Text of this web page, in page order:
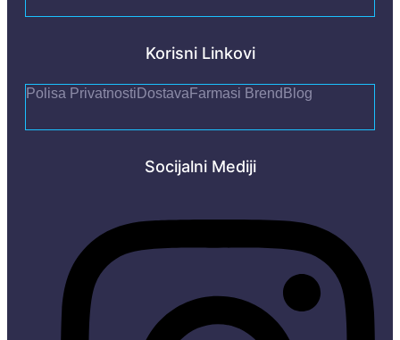
Korisni Linkovi
Polisa Privatnosti Dostava Farmasi Brend Blog
Socijalni Mediji